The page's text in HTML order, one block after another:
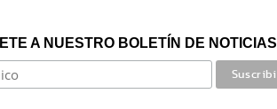
A NUESTRO BOLETÍN DE NOTICIAS